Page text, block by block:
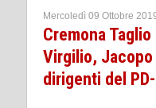
Mercoledì 09 Ottobre
Cremona
Virgilio, Jacopo
dirigenti del